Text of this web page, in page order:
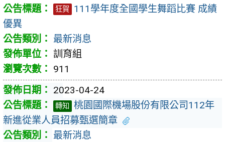
狂賀
111學年度全國學生舞蹈比賽 成績
優異
最新消息
訓育組
911
2023-04-24
轉知
桃園國際機場股份有限公司112年
新進從業人員招募甄選簡章
最新消息